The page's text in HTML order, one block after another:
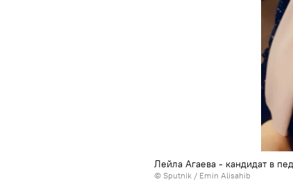
Лейла Агаева - кандидат в
© Sputnik / Emin Alisahib